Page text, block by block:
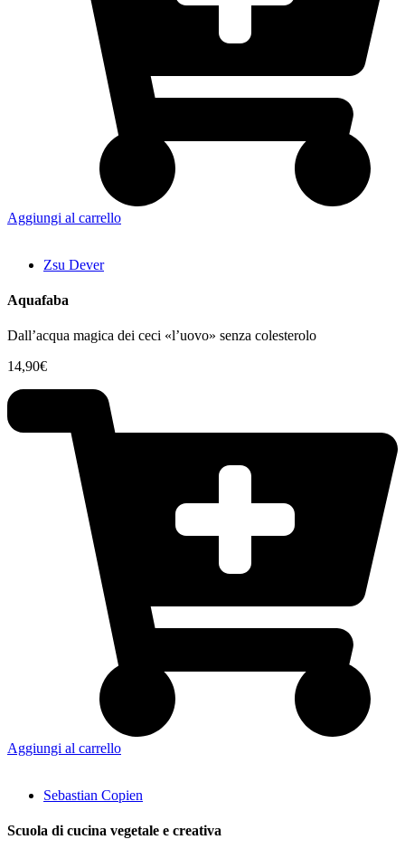
Aggiungi al carrello
Zsu Dever
Aquafaba
Dall’acqua magica dei ceci «l’uovo» senza colesterolo
14,90€
Aggiungi al carrello
Sebastian Copien
Scuola di cucina vegetale e creativa